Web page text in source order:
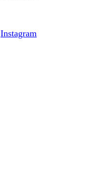
Instagram